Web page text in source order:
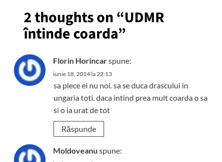
2 thoughts on “UDMR
întinde coarda”
Florin Horincarspune:
iunie 18, 2014 la 22:13
sa plece ei nu noi. sa se duca drascului in
ungaria toti. daca intind prea mult coarda o sa
si o ia urat de tot
Răspunde
Moldoveanu spune: